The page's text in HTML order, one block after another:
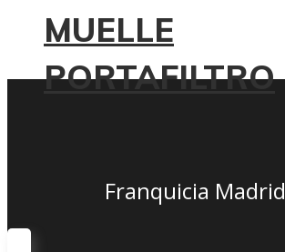
MUELLE
PORTAFILTRO
Franquicia Madrid